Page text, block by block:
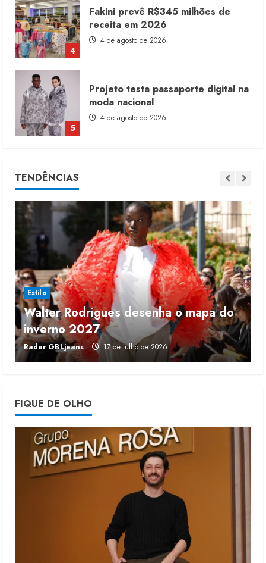
5
Projeto testa passaporte digital na
moda nacional
4 de agosto de 2026
1
Dia dos Pais reforça retomada da
moda no varejo
7 de agosto de 2026
2
3
Renata Caixeta assume Movimento
Sou de Algodão
5 de agosto de 2026
4
Fakini prevê R$345 milhões de
receita em 2026
4 de agosto de 2026
5
Projeto testa passaporte digital na
moda nacional
4 de agosto de 2026
TENDÊNCIAS
Estilo
Walter Rodrigues desenha o mapa do
inverno 2027
Radar GBLjeans 17 de julho de 2026
FIQUE DE OLHO